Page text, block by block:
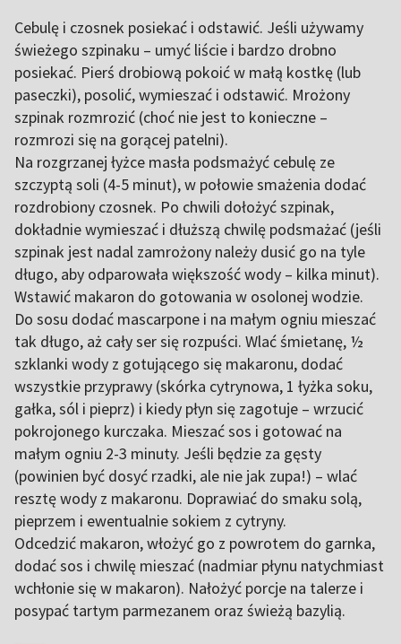
Cebulę i czosnek posiekać i odstawić. Jeśli używamy
świeżego szpinaku – umyć liście i bardzo drobno
posiekać. Pierś drobiową pokoić w małą kostkę (lub
paseczki), posolić, wymieszać i odstawić. Mrożony
szpinak rozmrozić (choć nie jest to konieczne –
rozmrozi się na gorącej patelni).
Na rozgrzanej łyżce masła podsmażyć cebulę ze
szczyptą soli (4-5 minut), w połowie smażenia dodać
rozdrobiony czosnek. Po chwili dołożyć szpinak,
dokładnie wymieszać i dłuższą chwilę podsmażać (jeśli
szpinak jest nadal zamrożony należy dusić go na tyle
długo, aby odparowała większość wody – kilka minut).
Wstawić makaron do gotowania w osolonej wodzie.
Do sosu dodać mascarpone i na małym ogniu mieszać
tak długo, aż cały ser się rozpuści. Wlać śmietanę, ½
szklanki wody z gotującego się makaronu, dodać
wszystkie przyprawy (skórka cytrynowa, 1 łyżka soku,
gałka, sól i pieprz) i kiedy płyn się zagotuje – wrzucić
pokrojonego kurczaka. Mieszać sos i gotować na
małym ogniu 2-3 minuty. Jeśli będzie za gęsty
(powinien być dosyć rzadki, ale nie jak zupa!) – wlać
resztę wody z makaronu. Doprawiać do smaku solą,
pieprzem i ewentualnie sokiem z cytryny.
Odcedzić makaron, włożyć go z powrotem do garnka,
dodać sos i chwilę mieszać (nadmiar płynu natychmiast
wchłonie się w makaron). Nałożyć porcje na talerze i
posypać tartym parmezanem oraz świeżą bazylią.